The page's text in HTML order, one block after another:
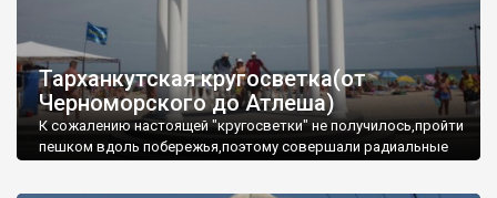
Тарханкутская кругосветка(от
Черноморского до Атлеша)
К сожалению настоящей "кругосветки" не получилось,пройти
пешком вдоль побережья,поэтому совершали радиальные